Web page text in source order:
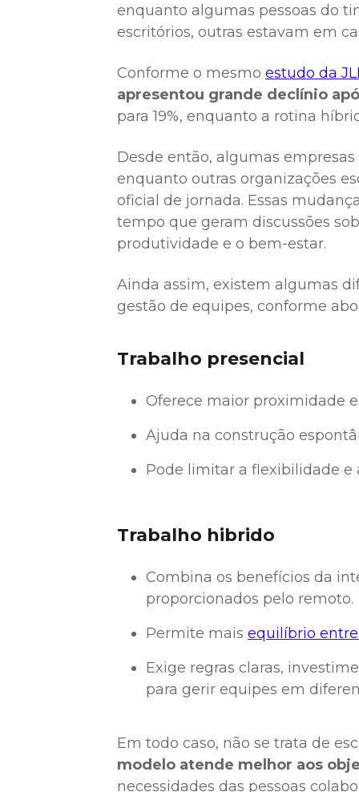
enquanto algumas pessoas do
escritórios, outras estavam em
Conforme o mesmo estudo da
apresentou grande declínio
para 19%, enquanto a rotina
Desde então, algumas
enquanto outras organizações
oficial de jornada. Essas
tempo que geram discussões
produtividade e o bem-estar.
Ainda assim, existem algumas
gestão de equipes, conforme
Trabalho presencial
Oferece maior proximidade
Ajuda na construção
Pode limitar a flexibilidade
Trabalho hibrido
Combina os benefícios da
proporcionados pelo remoto.
Permite mais equilíbrio
Exige regras claras,
para gerir equipes em
Em todo caso, não se trata de
modelo atende melhor aos
necessidades das pessoas